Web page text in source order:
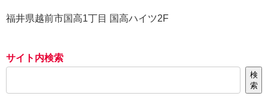
福井県越前市国高1丁目 国高ハイツ2F
サイト内検索
検
索